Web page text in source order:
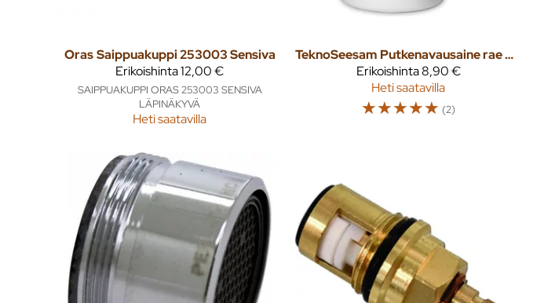
Oras Saippuakuppi 253003 Sensiva
Erikoishinta12,00 €
SAIPPUAKUPPI ORAS 253003 SENSIVA
LÄPINÄKYVÄ
Heti saatavilla
TeknoSeesam
Putkenavausaine rae 0.530 kg
Erikoishinta8,90 €
Heti saatavilla
☆☆☆☆☆ (2)